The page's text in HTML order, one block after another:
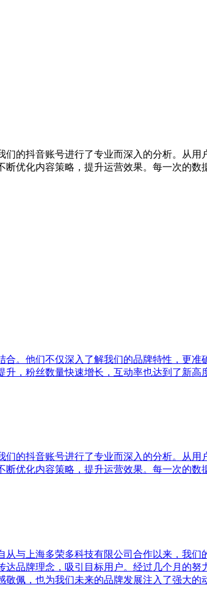
的抖音账号进行了专业而深入的分析。从
优化内容策略，提升运营效果。每一次的
。他们不仅深入了解我们的品牌特性，更
，粉丝数量快速增长，互动率也达到了新
的抖音账号进行了专业而深入的分析。从
优化内容策略，提升运营效果。每一次的
与上海多荣多科技有限公司合作以来，我
品牌理念，吸引目标用户。经过几个月的
佩，也为我们未来的品牌发展注入了强大的